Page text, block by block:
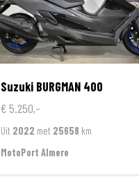
Suzuki BURGMAN 400
€ 5.250,-
Uit 2022 met 25658 km
MotoPort Almere